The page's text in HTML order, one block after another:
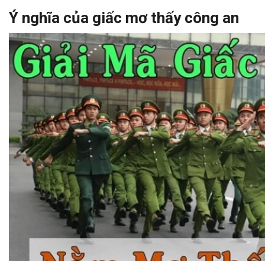
Ý nghĩa của giấc mơ thấy công an